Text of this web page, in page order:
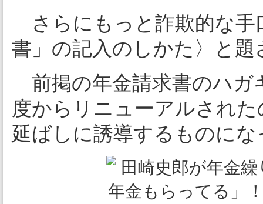
さらにもっと詐欺的な手
書」の記入のしかた〉と
前掲の年金請求書のハガ
度からリニューアルされ
延ばしに誘導するものに